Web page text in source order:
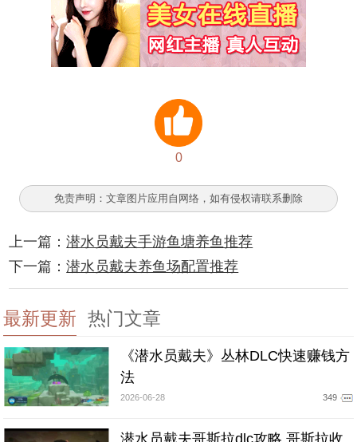
0
免责声明：文章图片应用自网络，如有侵权请联系删除
上一篇：潜水员戴夫手游鱼塘养鱼推荐
下一篇：潜水员戴夫养鱼场配置推荐
最新更新 热门文章
《潜水员戴夫》丛林DLC快速赚钱方
法
2026-06-28 349